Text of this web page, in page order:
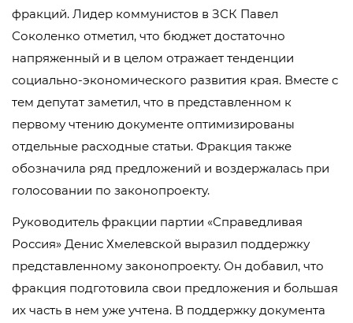
фракций. Лидер коммунистов в ЗСК Павел
Соколенко отметил, что бюджет достаточно
напряженный и в целом отражает тенденции
социально-экономического развития края. Вместе с
тем депутат заметил, что в представленном к
первому чтению документе оптимизированы
отдельные расходные статьи. Фракция также
обозначила ряд предложений и воздержалась при
голосовании по законопроекту.
Руководитель фракции партии «Справедливая
Россия» Денис Хмелевской выразил поддержку
представленному законопроекту. Он добавил, что
фракция подготовила свои предложения и большая
их часть в нем уже учтена. В поддержку документа